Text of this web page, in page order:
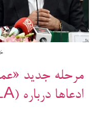
مرحله جدید